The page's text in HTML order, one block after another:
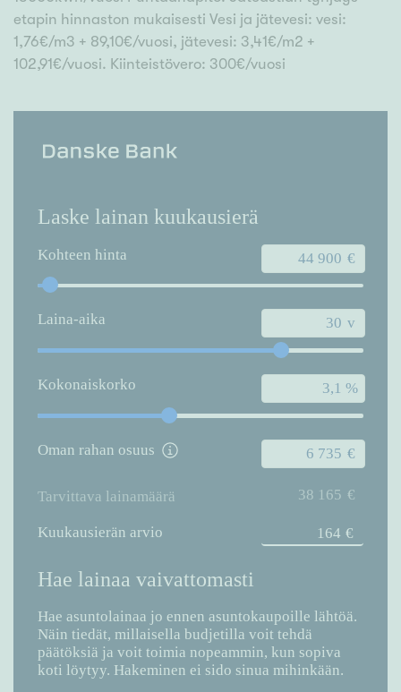
etapin hinnaston mukaisesti Vesi ja jätevesi: vesi:
1,76€/m3 + 89,10€/vuosi, jätevesi: 3,41€/m2 +
102,91€/vuosi. Kiinteistövero: 300€/vuosi